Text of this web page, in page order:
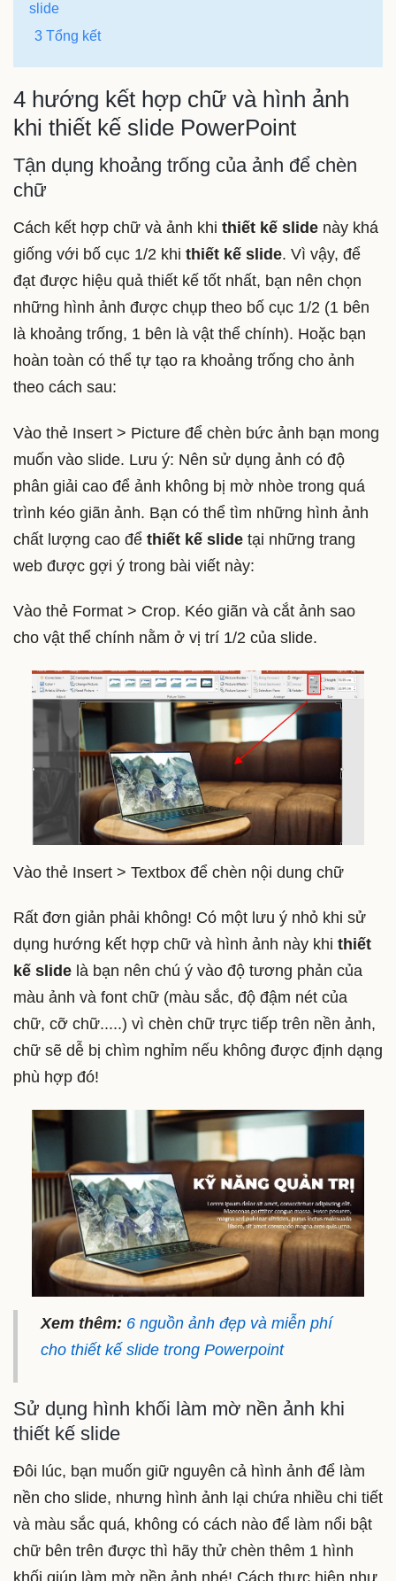
slide
3 Tổng kết
4 hướng kết hợp chữ và hình ảnh
khi thiết kế slide PowerPoint
Tận dụng khoảng trống của ảnh để chèn
chữ
Cách kết hợp chữ và ảnh khi thiết kế slide này khá
giống với bố cục 1/2 khi thiết kế slide. Vì vậy, để
đạt được hiệu quả thiết kế tốt nhất, bạn nên chọn
những hình ảnh được chụp theo bố cục 1/2 (1 bên
là khoảng trống, 1 bên là vật thể chính). Hoặc bạn
hoàn toàn có thể tự tạo ra khoảng trống cho ảnh
theo cách sau:
Vào thẻ Insert > Picture để chèn bức ảnh bạn mong
muốn vào slide. Lưu ý: Nên sử dụng ảnh có độ
phân giải cao để ảnh không bị mờ nhòe trong quá
trình kéo giãn ảnh. Bạn có thể tìm những hình ảnh
chất lượng cao để thiết kế slide tại những trang
web được gợi ý trong bài viết này:
Vào thẻ Format > Crop. Kéo giãn và cắt ảnh sao
cho vật thể chính nằm ở vị trí 1/2 của slide.
Vào thẻ Insert > Textbox để chèn nội dung chữ
Rất đơn giản phải không! Có một lưu ý nhỏ khi sử
dụng hướng kết hợp chữ và hình ảnh này khi thiết
kế slide là bạn nên chú ý vào độ tương phản của
màu ảnh và font chữ (màu sắc, độ đậm nét của
chữ, cỡ chữ.....) vì chèn chữ trực tiếp trên nền ảnh,
chữ sẽ dễ bị chìm nghỉm nếu không được định dạng
phù hợp đó!
Xem thêm: 6 nguồn ảnh đẹp và miễn phí
cho thiết kế slide trong Powerpoint
Sử dụng hình khối làm mờ nền ảnh khi
thiết kế slide
Đôi lúc, bạn muốn giữ nguyên cả hình ảnh để làm
nền cho slide, nhưng hình ảnh lại chứa nhiều chi tiết
và màu sắc quá, không có cách nào để làm nổi bật
chữ bên trên được thì hãy thử chèn thêm 1 hình
khối giúp làm mờ nền ảnh nhé! Cách thực hiện như